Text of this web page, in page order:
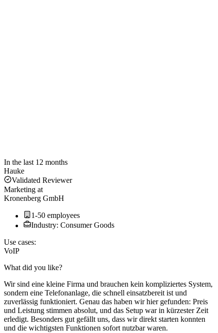
In the last 12 months
Hauke
Validated Reviewer
Marketing at
Kronenberg GmbH
1-50 employees
Industry: Consumer Goods
Use cases:
VoIP
What did you like?
Wir sind eine kleine Firma und brauchen kein kompliziertes System,
sondern eine Telefonanlage, die schnell einsatzbereit ist und
zuverlässig funktioniert. Genau das haben wir hier gefunden: Preis
und Leistung stimmen absolut, und das Setup war in kürzester Zeit
erledigt. Besonders gut gefällt uns, dass wir direkt starten konnten
und die wichtigsten Funktionen sofort nutzbar waren.